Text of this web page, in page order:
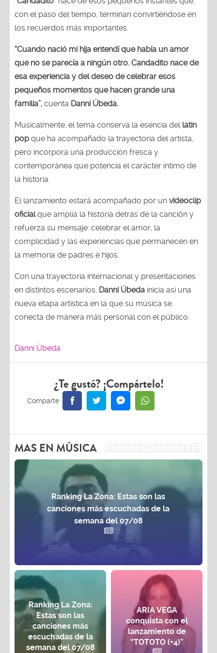
con el paso del tiempo, terminan convirtiéndose en
los recuerdos más importantes.
“Cuando nació mi hija entendí que había un amor
que no se parecía a ningún otro. Candadito nace de
esa experiencia y del deseo de celebrar esos
pequeños momentos que hacen grande una
familia”, cuenta Danni Úbeda.
Musicalmente, el tema conserva la esencia del latin
pop que ha acompañado la trayectoria del artista,
pero incorpora una producción fresca y
contemporánea que potencia el carácter íntimo de
la historia.
El lanzamiento estará acompañado por un videoclip
oficialque amplía la historia detrás de la canción y
refuerza su mensaje: celebrar el amor, la
complicidad y las experiencias que permanecen en
la memoria de padres e hijos.
Con una trayectoria internacional y presentaciones
en distintos escenarios, Danni Úbeda inicia así una
nueva etapa artística en la que su música se
conecta de manera más personal con el público.
Danni Úbeda
¿Te gustó? ¡Compártelo!
MAS EN MÚSICA
Ranking La Zona: Estas son las
canciones más escuchadas de la
semana del 07/08
Ranking La Zona:
Estas son las
canciones más
escuchadas de la
semana del 07/08
ARIA VEGA
conquista con el
lanzamiento de
“TOTOTO (+4)”